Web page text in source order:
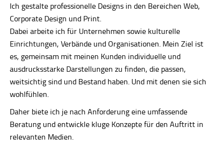
Ich gestalte professionelle Designs in den Bereichen Web,
Corporate Design und Print.
Dabei arbeite ich für Unternehmen sowie kulturelle
Einrichtungen, Verbände und Organisationen. Mein Ziel ist
es, gemeinsam mit meinen Kunden individuelle und
ausdrucksstarke Darstellungen zu finden, die passen,
weitsichtig sind und Bestand haben. Und mit denen sie sich
wohlfühlen.
Daher biete ich je nach Anforderung eine umfassende
Beratung und entwickle kluge Konzepte für den Auftritt in
relevanten Medien.